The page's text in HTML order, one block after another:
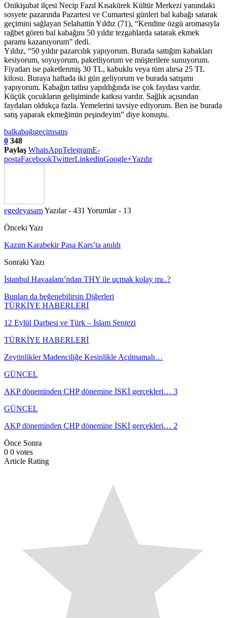
Onikişubat ilçesi Necip Fazıl Kısakürek Kültür Merkezi yanındaki
sosyete pazarında Pazartesi ve Cumartesi günleri bal kabağı satarak
geçimini sağlayan Selahattin Yıldız (71), “Kendine özgü aromasıyla
rağbet gören bal kabağını 50 yıldır tezgahlarda satarak ekmek
paramı kazanıyorum” dedi.
Yıldız, “50 yıldır pazarcılık yapıyorum. Burada sattığım kabakları
kesiyorum, soyuyorum, paketliyorum ve müşterilere sunuyorum.
Fiyatları ise paketlenmiş 30 TL, kabuklu veya tüm alırsa 25 TL
kilosu. Buraya haftada iki gün geliyorum ve burada satışımı
yapıyorum. Kabağın tatlısı yapıldığında ise çok faydası vardır.
Küçük çocukların gelişiminde katkısı vardır. Sağlık açısından
faydaları oldukça fazla. Yemelerini tavsiye ediyorum. Ben ise burada
satış yaparak ekmeğimin peşindeyim” diye konuştu.
balkabağıgeçimsatış
0 348
Paylaş WhatsAppTelegramE-
postaFacebookTwitterLinkedinGoogle+Yazdır
egedeyasamYazılar - 431 Yorumlar - 13
Önceki Yazı
Kazım Karabekir Paşa Kars’ta anıldı
Sonraki Yazı
İstanbul Havaalanı’ndan THY ile uçmak kolay mı..?
Bunları da beğenebilirsin Diğerleri
TÜRKİYE HABERLERİ
12 Eylül Darbesi ve Türk – İslam Sentezi
TÜRKİYE HABERLERİ
Zeytinlikler Madenciliğe Kesinlikle Açılmamalı…
GÜNCEL
AKP döneminden CHP dönemine İSKİ gerçekleri… 3
GÜNCEL
AKP döneminden CHP dönemine İSKİ gerçekleri… 2
Önce Sonra
0 0 votes
Article Rating